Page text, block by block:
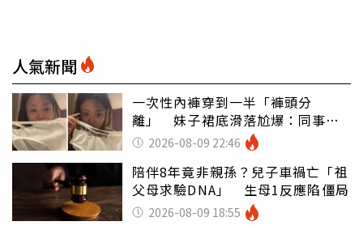
人氣新聞
一次性內褲穿到一半「褲頭分
離」 妹子裙底滑落尬爆：同事全
看光2026-08-09 22:46
陪伴8年竟非親孫？兒子車禍亡「祖
父母求驗DNA」 生母1反應陷僵局
2026-08-09 18:55